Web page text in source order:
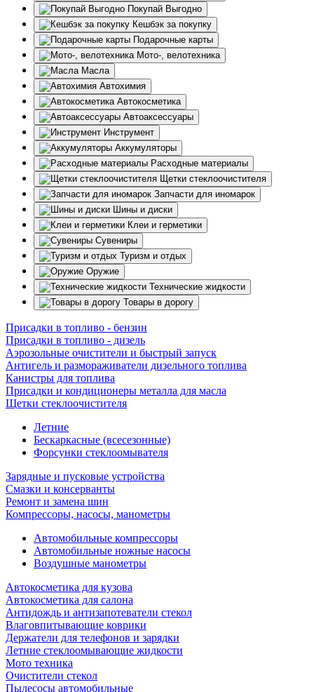
Покупай Выгодно
Кешбэк за покупку
Подарочные карты
Мото-, велотехника
Масла
Автохимия
Автокосметика
Автоаксессуары
Инструмент
Аккумуляторы
Расходные материалы
Щетки стеклоочистителя
Запчасти для иномарок
Шины и диски
Клеи и герметики
Сувениры
Туризм и отдых
Оружие
Технические жидкости
Товары в дорогу
Присадки в топливо - бензин
Присадки в топливо - дизель
Аэрозольные очистители и быстрый запуск
Антигель и размораживатели дизельного топлива
Канистры для топлива
Присадки и кондиционеры металла для масла
Щетки стеклоочистителя
Летние
Бескаркасные (всесезонные)
Форсунки стеклоомывателя
Зарядные и пусковые устройства
Смазки и консерванты
Ремонт и замена шин
Компрессоры, насосы, манометры
Автомобильные компрессоры
Автомобильные ножные насосы
Воздушные манометры
Автокосметика для кузова
Автокосметика для салона
Антидождь и антизапотеватели стекол
Влаговпитывающие коврики
Держатели для телефонов и зарядки
Летние стеклоомывающие жидкости
Мото техника
Очистители стекол
Пылесосы автомобильные